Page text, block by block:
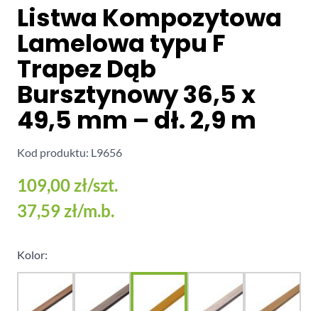
Listwa Kompozytowa
Lamelowa typu F
Trapez Dąb
Bursztynowy 36,5 x
49,5 mm – dł. 2,9 m
Kod produktu: L9656
109,00 zł/szt.
37,59 zł/m.b.
Kolor: